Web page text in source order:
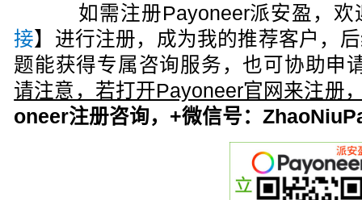
如需注册Payoneer派安盈，欢
接】进行注册，成为我的推荐客户，
题能获得专属咨询服务，也可协助申
请注意，若打开Payoneer官网来注册
oneer注册咨询，+微信号：